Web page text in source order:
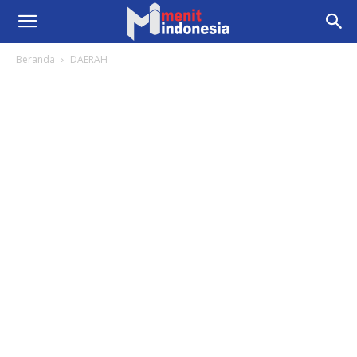
Beranda DAERAH